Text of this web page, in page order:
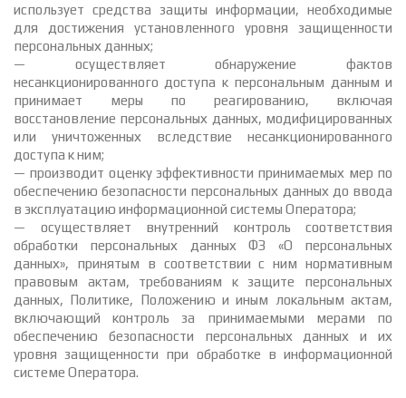
использует средства защиты информации, необходимые
для достижения установленного уровня защищенности
персональных данных;
— осуществляет обнаружение фактов
несанкционированного доступа к персональным данным и
принимает меры по реагированию, включая
восстановление персональных данных, модифицированных
или уничтоженных вследствие несанкционированного
доступа к ним;
— производит оценку эффективности принимаемых мер по
обеспечению безопасности персональных данных до ввода
в эксплуатацию информационной системы Оператора;
— осуществляет внутренний контроль соответствия
обработки персональных данных ФЗ «О персональных
данных», принятым в соответствии с ним нормативным
правовым актам, требованиям к защите персональных
данных, Политике, Положению и иным локальным актам,
включающий контроль за принимаемыми мерами по
обеспечению безопасности персональных данных и их
уровня защищенности при обработке в информационной
системе Оператора.